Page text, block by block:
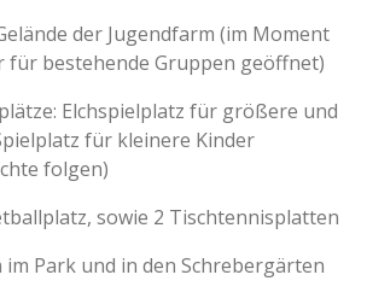
der Jugendfarm (im Moment
für bestehende Gruppen geöffnet)
Elchspielplatz für größere und
für kleinere Kinder
folgen)
sowie 2 Tischtennisplatten
Park und in den Schrebergärten